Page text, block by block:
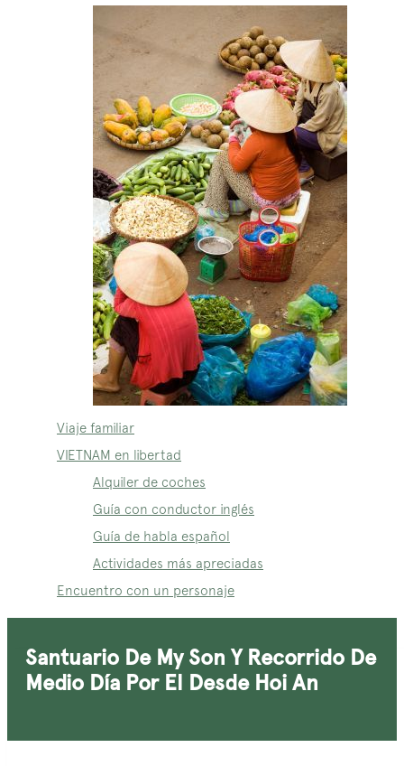
Viaje familiar
VIETNAM en libertad
Alquiler de coches
Guía con conductor inglés
Guía de habla español
Actividades más apreciadas
Encuentro con un personaje
Santuario De My Son Y Recorrido De
Medio Día Por El Desde Hoi An